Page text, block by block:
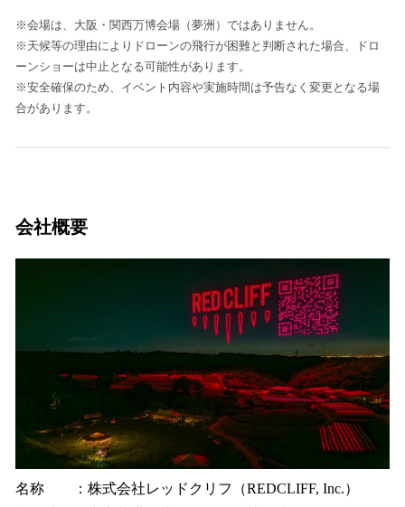
※会場は、大阪・関西万博会場（夢洲）ではありません。
※天候等の理由によりドローンの飛行が困難と判断された場合、ドロ
ーンショーは中止となる可能性があります。
※安全確保のため、イベント内容や実施時間は予告なく変更となる場
合があります。
会社概要
名称 ：株式会社レッドクリフ（REDCLIFF, Inc.）